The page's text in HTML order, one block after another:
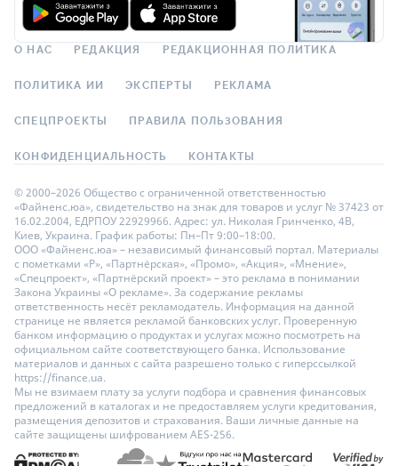
О НАС РЕДАКЦИЯ РЕДАКЦИОННАЯ ПОЛИТИКА
ПОЛИТИКА ИИ ЭКСПЕРТЫ РЕКЛАМА
СПЕЦПРОЕКТЫ ПРАВИЛА ПОЛЬЗОВАНИЯ
КОНФИДЕНЦИАЛЬНОСТЬ КОНТАКТЫ
© 2000–2026 Общество с ограниченной ответственностью
«Файненс.юа», свидетельство на знак для товаров и услуг № 37423 от
16.02.2004, ЕДРПОУ 22929966. Адрес: ул. Николая Гринченко, 4В,
Киев, Украина. График работы: Пн–Пт 9:00–18:00.
ООО «Файненс.юа» – независимый финансовый портал. Материалы
с пометками «Р», «Партнёрская», «Промо», «Акция», «Мнение»,
«Спецпроект», «Партнёрский проект» – это реклама в понимании
Закона Украины «О рекламе». За содержание рекламы
ответственность несёт рекламодатель. Информация на данной
странице не является рекламой банковских услуг. Проверенную
банком информацию о продуктах и услугах можно посмотреть на
официальном сайте соответствующего банка. Использование
материалов и данных с сайта разрешено только с гиперссылкой
https://finance.ua.
Мы не взимаем плату за услуги подбора и сравнения финансовых
предложений в каталогах и не предоставляем услуги кредитования,
размещения депозитов и страхования. Ваши личные данные на
сайте защищены шифрованием AES-256.